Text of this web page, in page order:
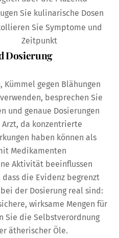
Sie kulinarische Dosen
Sie Symptome und
Zeitpunkt
Dosierung
Kümmel gegen Blähungen
besprechen Sie
und genaue Dosierungen
da konzentrierte
haben können als
Medikamenten
Aktivität beeinflussen
die Evidenz begrenzt
der Dosierung real sind:
wirksame Mengen für
Sie die Selbstverordnung
ätherischer Öle.